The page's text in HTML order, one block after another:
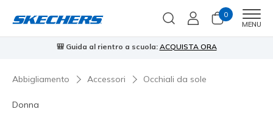
0
MENU
🎒 Guida al rientro a scuola: ACQUISTA ORA
Abbigliamento Accessori Occhiali da sole
Donna